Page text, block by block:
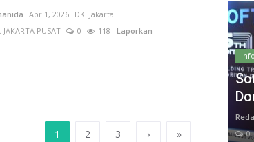
Apr 1, 2026 DKI Jakarta
PUSAT
0 118 Laporkan
1 2 3 › »
0